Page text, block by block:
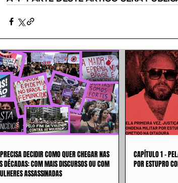
DECIDIR COMO QUER CHEGAR NAS
DÉCADAS: COM MAIS DISCURSOS OU COM
ASSASSINADAS
CAPÍTULO 1 -
POR ESTUPRO